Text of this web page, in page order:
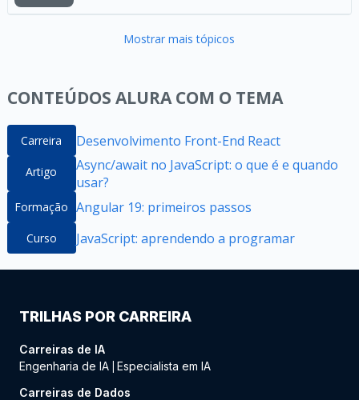
Mostrar mais tópicos
CONTEÚDOS ALURA COM O TEMA
Carreira Desenvolvimento Front-End React
Artigo
Async/await no JavaScript: o que é e quando
usar?
Formação Angular 19: primeiros passos
Curso JavaScript: aprendendo a programar
TRILHAS POR CARREIRA
Carreiras de IA
Engenharia de IA Especialista em IA
Carreiras de Dados